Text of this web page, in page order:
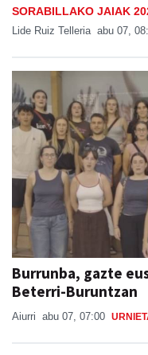
SORABILLAKO JAIAK
Lide Ruiz Telleria abu 07,
Burrunba, gazte
Beterri-Buruntzan
Aiurri abu 07, 07:00